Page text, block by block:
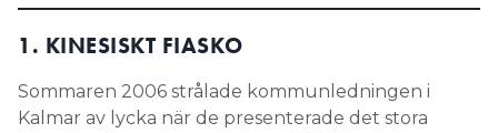
1. KINESISKT FIASKO
Sommaren 2006 strålade kommunledningen i
Kalmar av lycka när de presenterade det stora